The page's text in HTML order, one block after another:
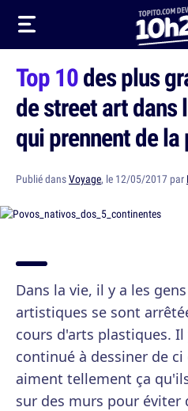
Top 10des plus
de street art dans
qui prennent de la
Publié dansVoyage, le 12/05/2017 par
Dans la vie, il y a les
artistiques se sont
cours d'arts plastiques.
continué à dessiner de
aiment tellement ça
sur des murs pour